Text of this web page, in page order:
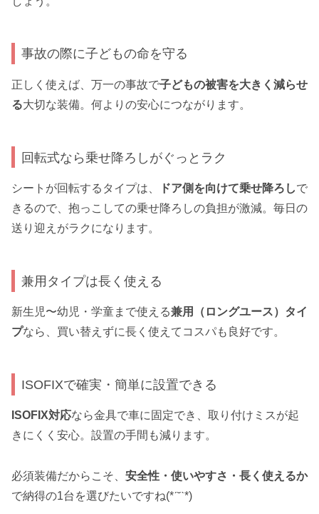
事故の際に子どもの命を守る
正しく使えば、万一の事故で子どもの被害を大きく減らせ
る大切な装備。何よりの安心につながります。
回転式なら乗せ降ろしがぐっとラク
シートが回転するタイプは、 ドア側を向けて乗せ降ろしで
きるので、抱っこしての乗せ降ろしの負担が激減。毎日の
送り迎えがラクになります。
兼用タイプは長く使える
新生児〜幼児・学童まで使える兼用（ロングユース）タイ
プなら、買い替えずに長く使えてコスパも良好です。
ISOFIXで確実・簡単に設置できる
ISOFIX対応なら金具で車に固定でき、取り付けミスが起
きにくく安心。設置の手間も減ります。
必須装備だからこそ、 安全性・使いやすさ・長く使えるか
で納得の1台を選びたいですね(*ˊ˘ˋ*)